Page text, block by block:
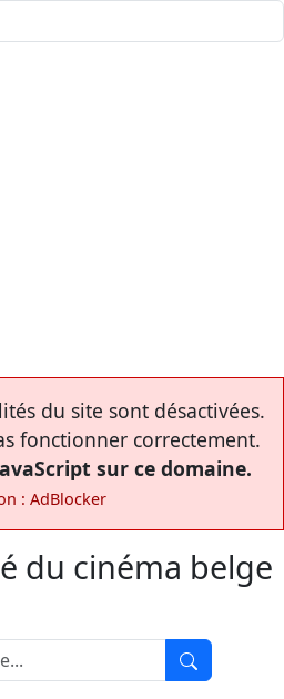
du site sont désactivées.
fonctionner correctement.
sur ce domaine.
: AdBlocker
du cinéma belge